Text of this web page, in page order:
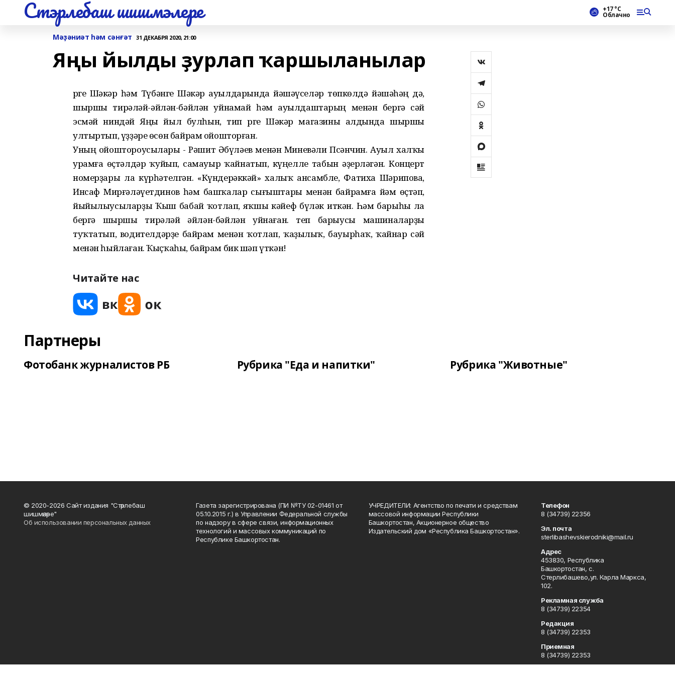
Стэрлебаш шишмэлере +17 °С
Облачно
Мәҙәниәт һәм сәнғәт 31 ДЕКАБРЯ 2020, 21:00
Яңы йылды ҙурлап ҡаршыланылар
Үрге Шәкәр һәм Түбәнге Шәкәр ауылдарында йәшәүселәр төпкөлдә йәшәһәң дә,
шыршы тирәләй-әйлән-бәйлән уйнамай һәм ауылдаштарың менән бергә сәй
эсмәй ниндәй Яңы йыл булһын, тип Үрге Шәкәр магазины алдында шыршы
ултыртып, үҙҙәре өсөн байрам ойошторған.
Уның ойоштороусылары - Рәшит Әбүләев менән Миневәли Псәнчин. Ауыл халҡы
урамға өҫтәлдәр ҡуйып, самауыр ҡайнатып, күңелле табын әҙерләгән. Концерт
номерҙары ла күрһәтелгән. «Күндерәккәй» халыҡ ансамбле, Фатиха Шәрипова,
Инсаф Мирғәләүетдинов һәм башҡалар сығыштары менән байрамға йәм өҫтәп,
йыйылыусыларҙы Ҡыш бабай ҡотлап, яҡшы кәйеф бүләк иткән. Һәм барыһы ла
бергә шыршы тирәләй әйлән-бәйлән уйнаған. Үтеп барыусы машиналарҙы
туҡтатып, водителдәрҙе байрам менән ҡотлап, ҡаҙылыҡ, бауырһаҡ, ҡайнар сәй
менән һыйлаған. Ҡыҫҡаһы, байрам бик шәп үткән!
Читайте нас
Партнеры
Фотобанк журналистов РБ Рубрика "Еда и напитки" Рубрика "Животные"
© 2020-2026 Сайт издания "Стәрлебаш
шишмәләре"
Об использовании персональных данных
Газета зарегистрирована (ПИ №ТУ 02-01461 от
05.10.2015 г.) в Управлении Федеральной службы
по надзору в сфере связи, информационных
технологий и массовых коммуникаций по
Республике Башкортостан.
УЧРЕДИТЕЛИ: Агентство по печати и средствам
массовой информации Республики
Башкортостан, Акционерное общество
Издательский дом «Республика Башкортостан».
Телефон
8 (34739) 22356
Эл. почта
sterlibashevskierodniki@mail.ru
Адрес
453830, Республика
Башкортостан, c.
Стерлибашево,ул. Карла Маркса,
102.
Рекламная служба
8 (34739) 22354
Редакция
8 (34739) 22353
Приемная
8 (34739) 22353